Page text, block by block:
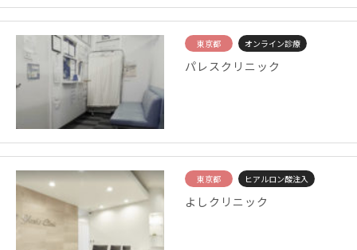
東京都 オンライン診療
パレスクリニック
東京都 ヒアルロン酸注入
よしクリニック